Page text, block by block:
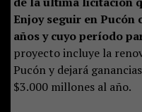
Enjoy seguir en Pucón
años y cuyo período
proyecto incluye la
Pucón y dejará
$3.000 millones al año.